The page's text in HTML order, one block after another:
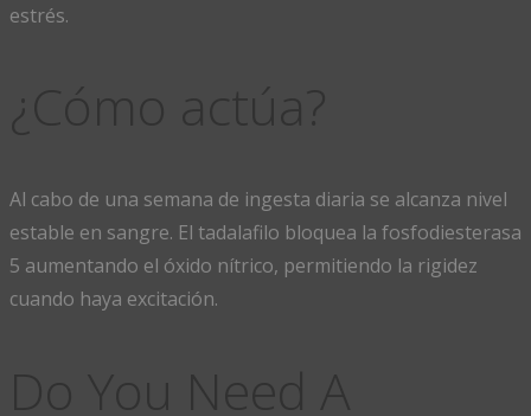
estrés.
Al cabo de una semana de ingesta diaria se alcanza nivel
estable en sangre. El tadalafilo bloquea la fosfodiesterasa
5 aumentando el óxido nítrico, permitiendo la rigidez
cuando haya excitación.